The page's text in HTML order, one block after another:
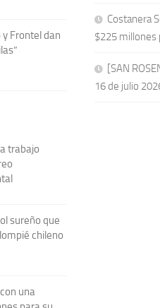
Frontel dan
trabajo
sureño que
chileno
una
Costanera
$225 millones
[SAN
16 de julio